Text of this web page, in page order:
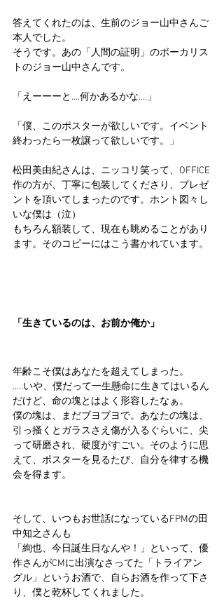
答えてくれたのは、生前のジョー山中さんご
本人でした。
そうです。あの「人間の証明」のボーカリス
トのジョー山中さんです。
「えーーーと....何かあるかな....」
「僕、このポスターが欲しいです。イベント
終わったら一枚譲って欲しいです。」
松田美由紀さんは、ニッコリ笑って、OFFICE
作の方が、丁寧に包装してくださり、プレゼ
ントを頂いてしまったのです。ホント図々し
いな僕は（泣）
もちろん額装して、現在も眺めることがあり
ます。そのコピーにはこう書かれています。
「生きているのは、お前か俺か」
年齢こそ僕はあなたを超えてしまった。
.....いや、僕だって一生懸命に生きてはいるん
だけど、命の塊とはよく形容したなぁ。
僕の塊は、まだブヨブヨで。あなたの塊は、
引っ掻くとガラスさえ傷が入るぐらいに、尖
って研磨され、硬度がすごい。そのように思
えて、ポスターを見るたび、自分を律する機
会を得ます。
そして、いつもお世話になっているFPMの田
中知之さんも
「絢也、今日誕生日なんや！」といって、優
作さんがCMに出演なさってた「トライアン
グル」というお酒で、自らお酒を作って下さ
り、僕と乾杯してくれました。